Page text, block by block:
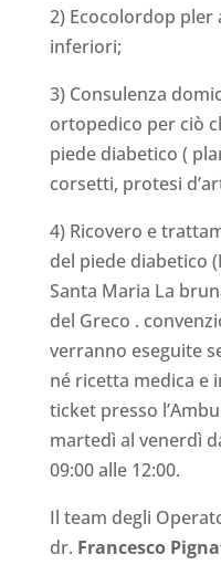
2) Ecocolordop
inferiori;
3) Consulenza
ortopedico per ciò
piede diabetico (
corsetti, protesi
4) Ricovero e
del piede diabetico
Santa Maria La
del Greco .
verranno eseguite
né ricetta medica e
ticket presso
martedì al venerdì
09:00 alle 12:00.
Il team degli
dr. Francesco